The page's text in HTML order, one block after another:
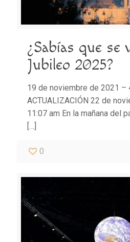
¿Sabías que se
Jubileo 2025?
19 de noviembre de 2021 –
ACTUALIZACIÓN 22 de
11:07 am En la mañana del
[…]
0